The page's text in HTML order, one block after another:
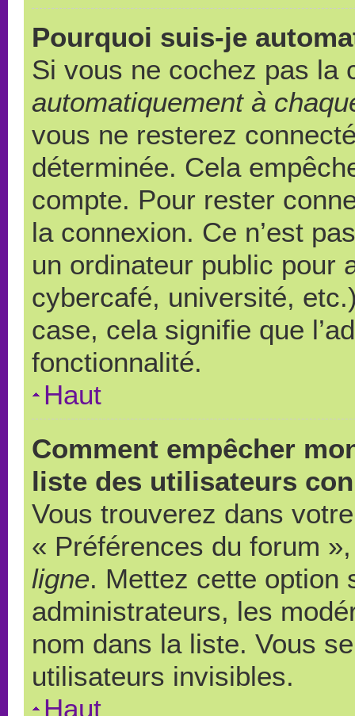
Pourquoi suis-je
Si vous ne cochez pas la
automatiquement à
vous ne resterez
déterminée. Cela
compte. Pour rester
la connexion. Ce n’est
un ordinateur public pour
cybercafé, université,
case, cela signifie que
fonctionnalité.
Haut
Comment empêcher
liste des utilisateurs
Vous trouverez dans
« Préférences du forum
ligne. Mettez cette option
administrateurs, les
nom dans la liste. Vous
utilisateurs invisibles.
Haut